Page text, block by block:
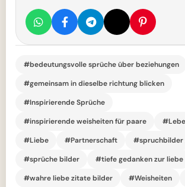
#bedeutungsvolle sprüche über beziehungen
#gemeinsam in dieselbe richtung blicken
#Inspirierende Sprüche
#inspirierende weisheiten für paare
#Liebe
#Partnerschaft
#spruchbilder
#sprüche bilder
#tiefe gedanken zur liebe
#wahre liebe zitate bilder
#Weisheiten